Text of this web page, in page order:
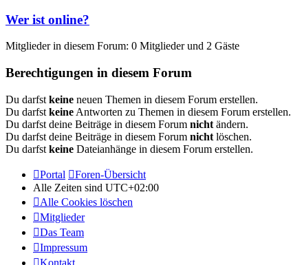
Wer ist online?
Mitglieder in diesem Forum: 0 Mitglieder und 2 Gäste
Berechtigungen in diesem Forum
Du darfst keine neuen Themen in diesem Forum erstellen.
Du darfst keine Antworten zu Themen in diesem Forum erstellen.
Du darfst deine Beiträge in diesem Forum nicht ändern.
Du darfst deine Beiträge in diesem Forum nicht löschen.
Du darfst keine Dateianhänge in diesem Forum erstellen.
Portal
Foren-Übersicht
Alle Zeiten sind UTC+02:00
Alle Cookies löschen
Mitglieder
Das Team
Impressum
Kontakt